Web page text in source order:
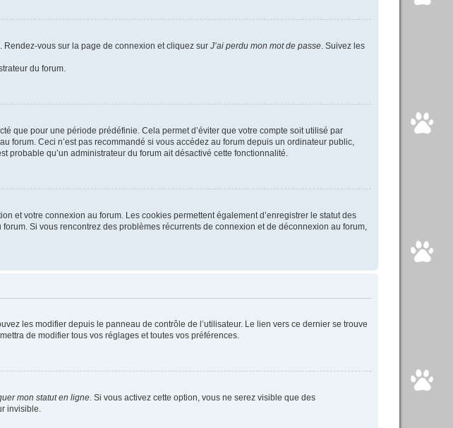
vous sur la page de connexion et cliquez sur J’ai perdu mon mot de passe . Suivez les
du forum.
que pour une période prédéfinie. Cela permet d’éviter que votre compte soit utilisé par
forum. Ceci n’est pas recommandé si vous accédez au forum depuis un ordinateur public,
probable qu’un administrateur du forum ait désactivé cette fonctionnalité.
et votre connexion au forum. Les cookies permettent également d’enregistrer le statut des
Si vous rencontrez des problèmes récurrents de connexion et de déconnexion au forum,
les modifier depuis le panneau de contrôle de l’utilisateur. Le lien vers ce dernier se trouve
de modifier tous vos réglages et toutes vos préférences.
mon statut en ligne . Si vous activez cette option, vous ne serez visible que des
invisible.